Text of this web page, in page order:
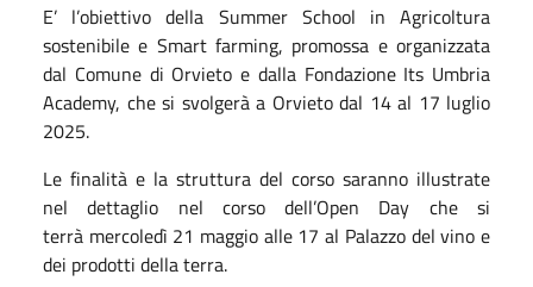
E’ l’obiettivo della Summer School in Agricoltura
sostenibile e Smart farming, promossa e organizzata
dal Comune di Orvieto e dalla Fondazione Its Umbria
Academy, che si svolgerà a Orvieto dal 14 al 17 luglio
2025.
Le finalità e la struttura del corso saranno illustrate
nel dettaglio nel corso dell’Open Day che si
terrà mercoledì 21 maggio alle 17 al Palazzo del vino e
dei prodotti della terra.